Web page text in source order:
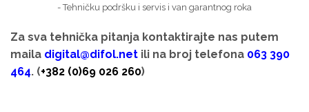
- Tehničku podršku i servis i van garantnog roka
Za sva tehnička pitanja kontaktirajte nas putem
maila digital@difol.net ili na broj telefona 063 390
464. (+382 (0)69 026 260)